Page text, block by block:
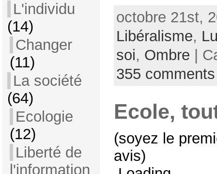
L'individu
(14)
Changer
(11)
La société
(64)
Ecologie
(12)
Liberté de
l'information
octobre 21st,
Libéralisme,
soi, Ombre |
355 comments
Ecole,
(soyez le
avis)